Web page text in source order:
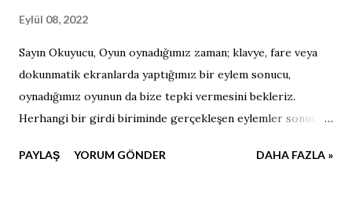
Eylül 08, 2022
Sayın Okuyucu, Oyun oynadığımız zaman; klavye, fare veya
dokunmatik ekranlarda yaptığımız bir eylem sonucu,
oynadığımız oyunun da bize tepki vermesini bekleriz.
Herhangi bir girdi biriminde gerçekleşen eylemler sonucu
parmaklarınızı ucunda. Yukarıdaki kodlarda fare tuşları ve
PAYLAŞ YORUM GÖNDER DAHA FAZLA »